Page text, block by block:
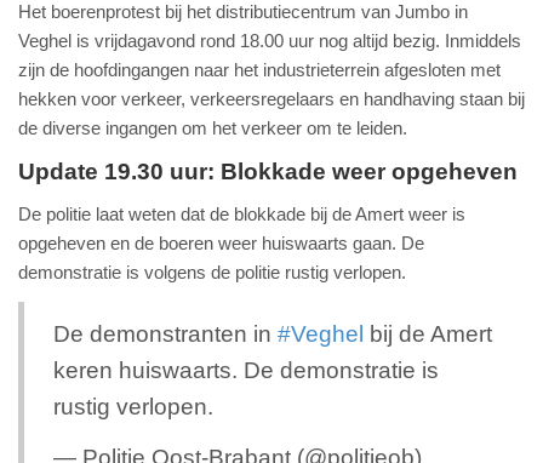
Het boerenprotest bij het distributiecentrum van Jumbo in
Veghel is vrijdagavond rond 18.00 uur nog altijd bezig. Inmiddels
zijn de hoofdingangen naar het industrieterrein afgesloten met
hekken voor verkeer, verkeersregelaars en handhaving staan bij
de diverse ingangen om het verkeer om te leiden.
Update 19.30 uur: Blokkade weer opgeheven
De politie laat weten dat de blokkade bij de Amert weer is
opgeheven en de boeren weer huiswaarts gaan. De
demonstratie is volgens de politie rustig verlopen.
De demonstranten in #Veghel
bij de Amert
keren huiswaarts. De demonstratie is
rustig verlopen.
— Politie Oost-Brabant (@politieob)